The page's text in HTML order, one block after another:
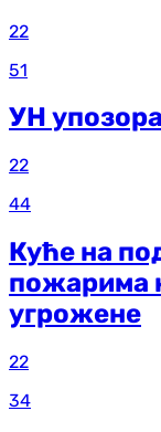
22
51
УН
22
44
Куће на
пожарима
угрожене
22
34